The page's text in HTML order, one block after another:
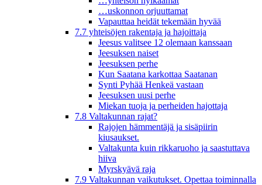
…uskonnon orjuuttamat
Vapauttaa heidät tekemään hyvää
7.7 yhteisöjen rakentaja ja hajoittaja
Jeesus valitsee 12 olemaan kanssaan
Jeesuksen naiset
Jeesuksen perhe
Kun Saatana karkottaa Saatanan
Synti Pyhää Henkeä vastaan
Jeesuksen uusi perhe
Miekan tuoja ja perheiden hajottaja
7.8 Valtakunnan rajat?
Rajojen hämmentäjä ja sisäpiirin
kiusaukset.
Valtakunta kuin rikkaruoho ja saastuttava
hiiva
Myrskyävä raja
7.9 Valtakunnan vaikutukset. Opettaa toiminnalla